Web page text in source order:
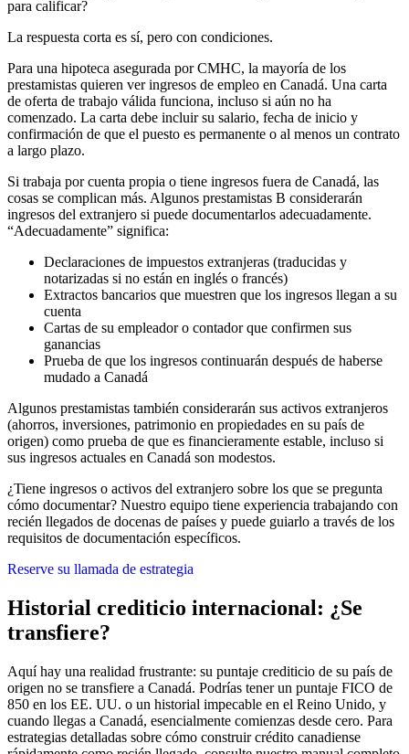
para calificar?
La respuesta corta es sí, pero con condiciones.
Para una hipoteca asegurada por CMHC, la mayoría de los
prestamistas quieren ver ingresos de empleo en Canadá. Una carta
de oferta de trabajo válida funciona, incluso si aún no ha
comenzado. La carta debe incluir su salario, fecha de inicio y
confirmación de que el puesto es permanente o al menos un contrato
a largo plazo.
Si trabaja por cuenta propia o tiene ingresos fuera de Canadá, las
cosas se complican más. Algunos prestamistas B considerarán
ingresos del extranjero si puede documentarlos adecuadamente.
“Adecuadamente” significa:
Declaraciones de impuestos extranjeras (traducidas y
notarizadas si no están en inglés o francés)
Extractos bancarios que muestren que los ingresos llegan a su
cuenta
Cartas de su empleador o contador que confirmen sus
ganancias
Prueba de que los ingresos continuarán después de haberse
mudado a Canadá
Algunos prestamistas también considerarán sus activos extranjeros
(ahorros, inversiones, patrimonio en propiedades en su país de
origen) como prueba de que es financieramente estable, incluso si
sus ingresos actuales en Canadá son modestos.
¿Tiene ingresos o activos del extranjero sobre los que se pregunta
cómo documentar? Nuestro equipo tiene experiencia trabajando con
recién llegados de docenas de países y puede guiarlo a través de los
requisitos de documentación específicos.
Reserve su llamada de estrategia
Historial crediticio internacional: ¿Se
transfiere?
Aquí hay una realidad frustrante: su puntaje crediticio de su país de
origen no se transfiere a Canadá. Podrías tener un puntaje FICO de
850 en los EE. UU. o un historial impecable en el Reino Unido, y
cuando llegas a Canadá, esencialmente comienzas desde cero. Para
estrategias detalladas sobre cómo construir crédito canadiense